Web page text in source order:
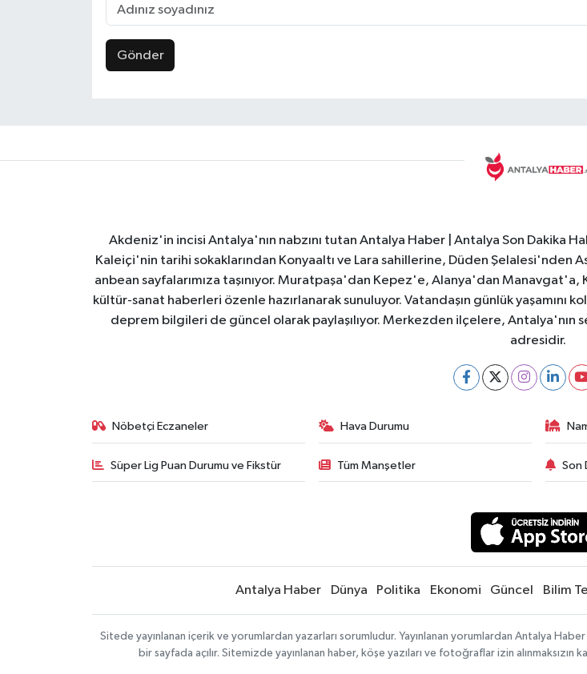
Gönder
Akdeniz'in incisi Antalya'nın nabzını tutan Antalya Haber | Antalya Son Dakika
Kaleiçi'nin tarihi sokaklarından Konyaaltı ve Lara sahillerine, Düden
anbean sayfalarımıza taşınıyor. Muratpaşa'dan Kepez'e, Alanya'dan
kültür-sanat haberleri özenle hazırlanarak sunuluyor. Vatandaşın günlük
deprem bilgileri de güncel olarak paylaşılıyor. Merkezden ilçelere, Antalya'nın
adresidir.
Nöbetçi Eczaneler Hava Durumu
Süper Lig Puan Durumu ve Fikstür Tüm Manşetler Son
Antalya Haber Dünya Politika Ekonomi Güncel Bilim
Sitede yayınlanan içerik ve yorumlardan yazarları sorumludur. Yayınlanan yorumlardan Antalya
bir sayfada açılır. Sitemizde yayınlanan haber, köşe yazıları ve fotoğraflar izin